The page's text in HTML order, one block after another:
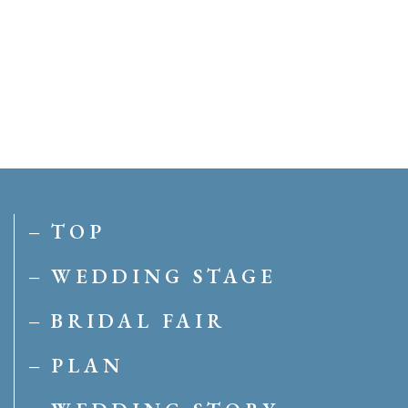
TOP
WEDDING STAGE
BRIDAL FAIR
PLAN